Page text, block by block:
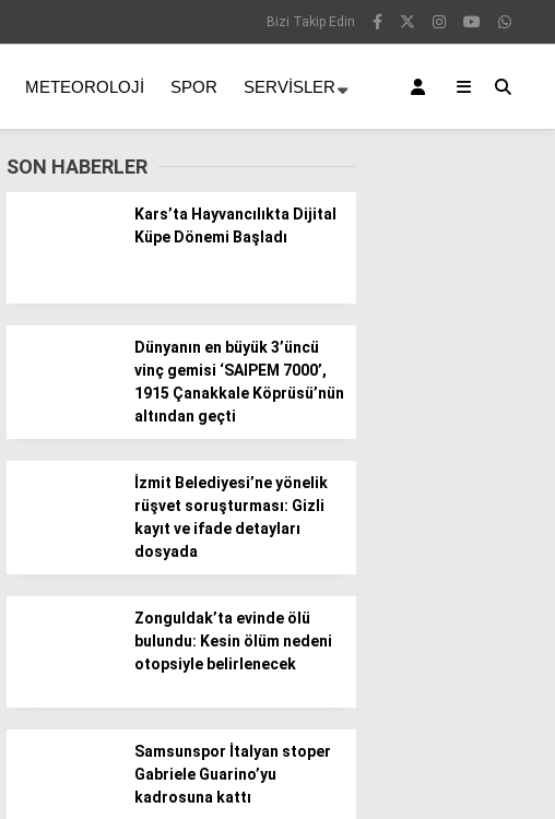
Politika / Siyaset
Magazin
Bizi Takip Edin
METEOROLOJI SPOR SERVISLER
SON HABERLER
Kars’ta Hayvancılıkta Dijital
Küpe Dönemi Başladı
Dünyanın en büyük 3’üncü
vinç gemisi ‘SAIPEM 7000’,
1915 Çanakkale Köprüsü’nün
altından geçti
İzmit Belediyesi’ne yönelik
rüşvet soruşturması: Gizli
kayıt ve ifade detayları
dosyada
Zonguldak’ta evinde ölü
bulundu: Kesin ölüm nedeni
otopsiyle belirlenecek
Samsunspor İtalyan stoper
Gabriele Guarino’yu
kadrosuna kattı